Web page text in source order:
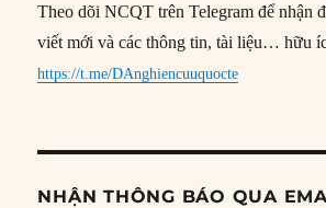
Theo dõi NCQT trên Telegram để nhận
viết mới và các thông tin, tài liệu… hữu
https://t.me/DAnghiencuuquocte
NHẬN THÔNG BÁO QUA